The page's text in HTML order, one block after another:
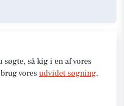
søgte, så kig i en af vores
vores udvidet søgning.